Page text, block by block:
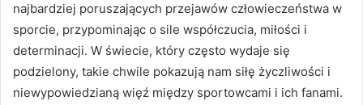
najbardziej poruszających przejawów człowieczeństwa w
sporcie, przypominając o sile współczucia, miłości i
determinacji. W świecie, który często wydaje się
podzielony, takie chwile pokazują nam siłę życzliwości i
niewypowiedzianą więź między sportowcami i ich fanami.